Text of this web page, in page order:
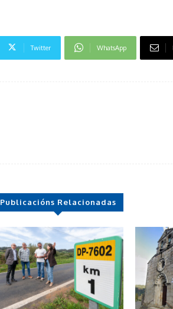
Twitter WhatsApp
Publicacións Relacionadas